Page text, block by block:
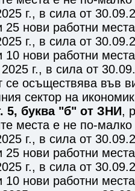
г., в сила от
нови работни
г., в сила от
нови работни
г., в сила от
се осъществява във
сектор на
5, буква "б" от ЗНИ,
места е не по-малко
г., в сила от
нови работни
г., в сила от
нови работни